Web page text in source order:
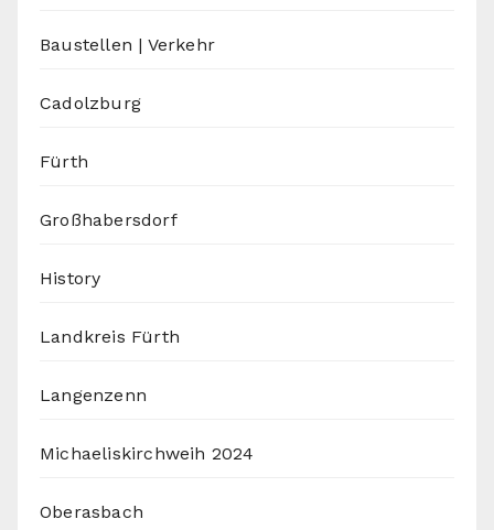
Baustellen | Verkehr
Cadolzburg
Fürth
Großhabersdorf
History
Landkreis Fürth
Langenzenn
Michaeliskirchweih 2024
Oberasbach